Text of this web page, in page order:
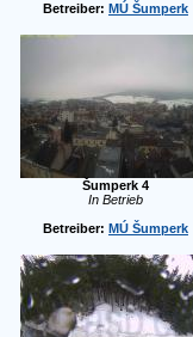
Betreiber: MÚ Šumperk
Šumperk 4
In Betrieb
Betreiber: MÚ Šumperk